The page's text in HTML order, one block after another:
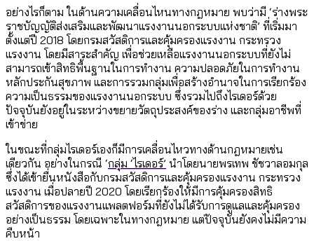
อย่างไรก็ตาม ในด้านความเคลื่อนไหนทางกฎหมาย พบว่ามี ‘ร่างพระ
ราชบัญญัติส่งเสริมและพัฒนาแรงงานนอกระบบแห่งชาติ’ ที่เริ่มมา
ตั้งแต่ปี 2018 โดยกรมสวัสดิการและคุ้มครองแรงงาน กระทรวง
แรงงาน โดยมีสาระสำคัญ เพื่อช่วยเหลือแรงงานนอกระบบที่ยังไม่
สามารถเข้าสิทธิพื้นฐานในการทำงาน ความปลอดภัยในการทำงาน
หลักประกันสุขภาพ และการรวมกลุ่มเพื่อสร้างอำนาจในการเรียกร้อง
ความเป็นธรรมของแรงงานนอกระบบ ซึ่งรวมไปถึงไรเดอร์ด้วย
ปัจจุบันยังอยู่ในระหว่างขยายวัตถุประสงค์ของร่าง และกลุ่มอาชีพที่
เข้าข่าย
ในขณะที่กลุ่มไรเดอร์เองก็มีการเคลื่อนไหวทางด้านกฎหมายเช่น
เดียวกัน อย่างในกรณี ‘กลุ่ม ‘ไรเดอร์’ นำโดยนายพรเทพ ชัชวาลอมกุล
ซึ่งได้เข้ายื่นหนังสือกับกรมสวัสดิการและคุ้มครองแรงงาน กระทรวง
แรงงาน เมื่อปลายปี 2020 โดยเรียกร้องให้มีการคุ้มครองสิทธิ
สวัสดิการของแรงงานแพลตฟอร์มที่ยังไม่ได้รับการดูแลและคุ้มครอง
อย่างเป็นธรรม โดยเฉพาะในทางกฎหมาย แต่ปัจจุบันยังคงไม่มีความ
คืบหน้า